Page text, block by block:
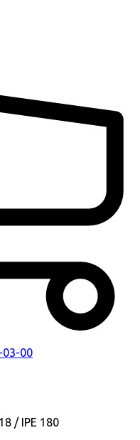
03-00
/ ІРЕ 180